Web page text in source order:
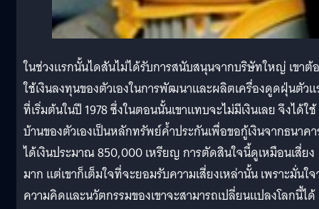
ในช่วงแรกนั้นไดสันไม่ได้รับการสนับสนุนจากบริษัทใหญ่ เขาต้
ใช้เงินลงทุนของตัวเองในการพัฒนาและผลิตเครื่องดูดฝุ่นตัว
ที่เริ่มต้นในปี 1978 ซึ่งในตอนนั้นเขาแทบจะไม่มีเงินเลย จึงได้ใช้
บ้านของตัวเองเป็นหลักทรัพย์ค้ำประกันเพื่อขอกู้เงินจากธนาค
ได้เงินประมาณ 850,000 เหรียญ การตัดสินใจนี้ดูเหมือนเสี่ยง
มาก แต่เขาก็เต็มใจที่จะยอมรับความเสี่ยงเหล่านั้น เพราะมั่นใจ
ความคิดและนวัตกรรมของเขาจะสามารถเปลี่ยนแปลงโลกนี้ได้